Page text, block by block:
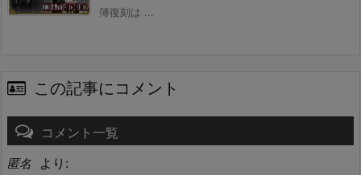
簿復刻は ...
この記事にコメント
コメント一覧
匿名 より: